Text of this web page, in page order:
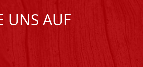
UNS AUF